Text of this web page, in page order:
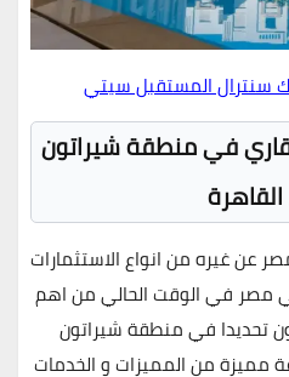
سنترال المستقبل سيتي
في منطقة شيراتون
عن غيره من انواع الاستثمارات
مصر في الوقت الحالي من اهم
تحديدا في منطقة شيراتون
من المميزات و الخدمات